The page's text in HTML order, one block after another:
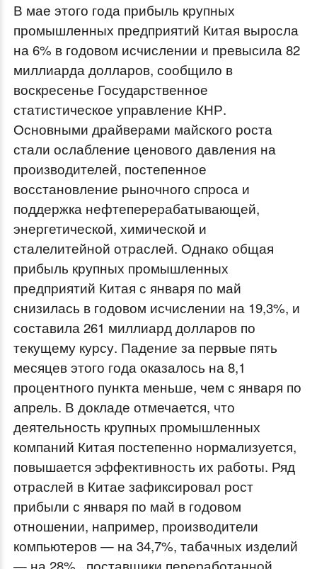
d
a
l
w
i
n
d
o
w
.
В мае этого года прибыль крупных
промышленных предприятий Китая выросла
на 6% в годовом исчислении и превысила 82
миллиарда долларов, сообщило в
воскресенье Государственное
статистическое управление КНР.
Основными драйверами майского роста
стали ослабление ценового давления на
производителей, постепенное
восстановление рыночного спроса и
поддержка нефтеперерабатывающей,
энергетической, химической и
сталелитейной отраслей. Однако общая
прибыль крупных промышленных
предприятий Китая с января по май
снизилась в годовом исчислении на 19,3%, и
составила 261 миллиард долларов по
текущему курсу. Падение за первые пять
месяцев этого года оказалось на 8,1
процентного пункта меньше, чем с января по
апрель. В докладе отмечается, что
деятельность крупных промышленных
компаний Китая постепенно нормализуется,
повышается эффективность их работы. Ряд
отраслей в Китае зафиксировал рост
прибыли с января по май в годовом
отношении, например, производители
компьютеров — на 34,7%, табачных изделий